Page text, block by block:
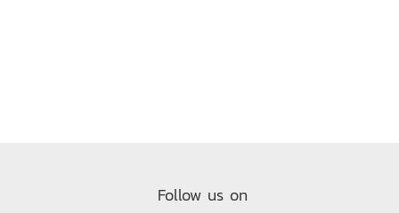
Follow us on